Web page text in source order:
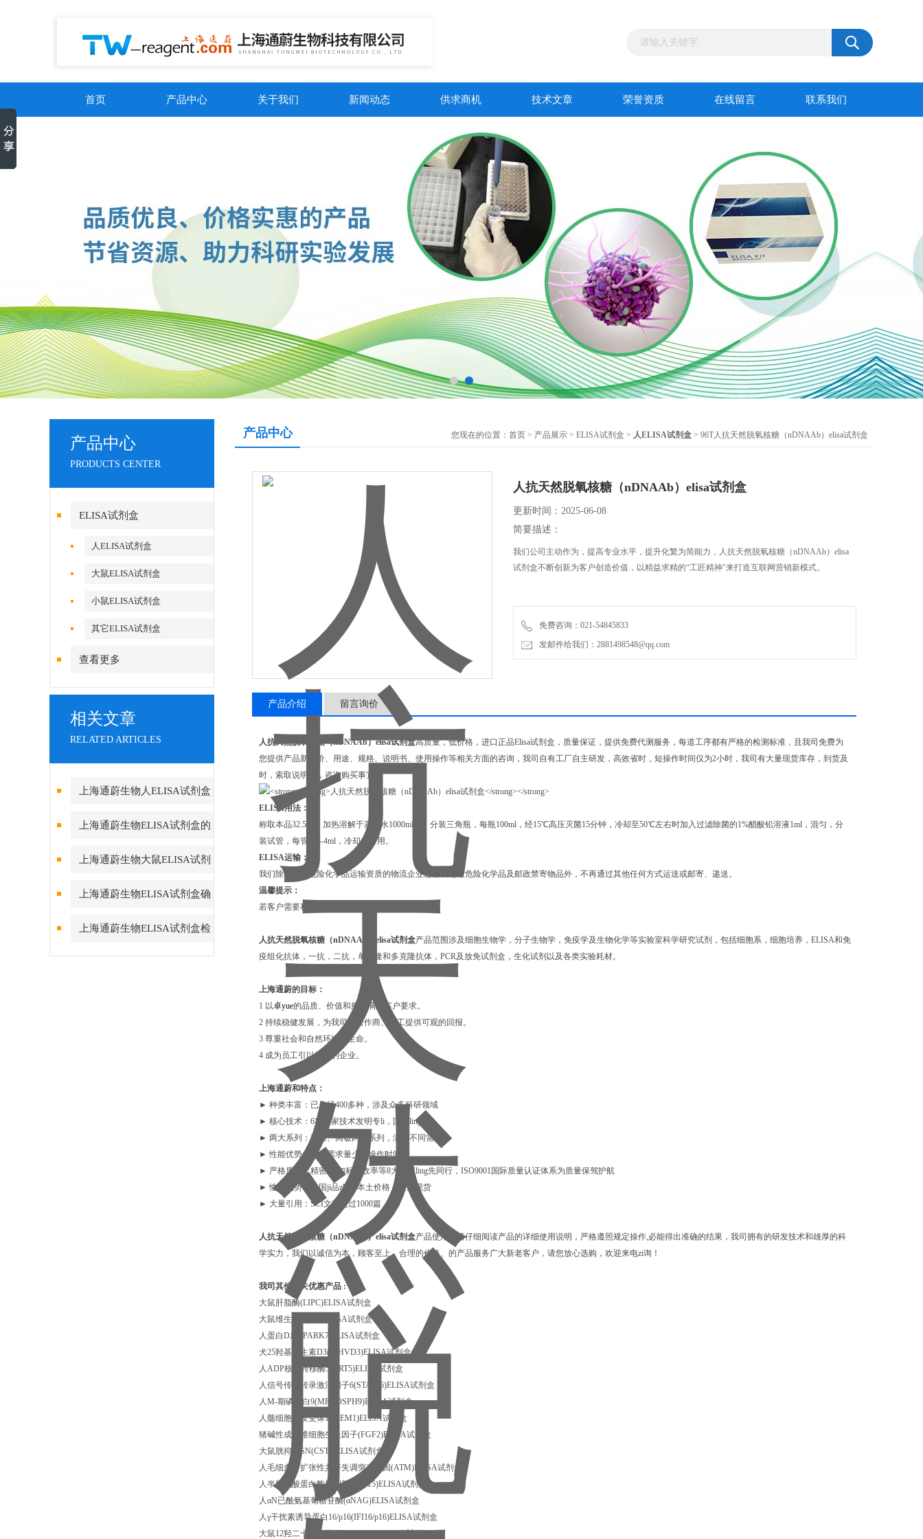
首页 产品中心 关于我们 新闻动态 供求商机 技术文章 荣誉资质 在线留言 联系我们
产品中心
PRODUCTS CENTER
ELISA试剂盒
人ELISA试剂盒
大鼠ELISA试剂盒
小鼠ELISA试剂盒
其它ELISA试剂盒
查看更多
相关文章
RELATED ARTICLES
上海通蔚生物人ELISA试剂盒
实验酶标仪环境的重要性
上海通蔚生物ELISA试剂盒的
测定方法及要求
上海通蔚生物大鼠ELISA试剂
盒的组成和保存
上海通蔚生物ELISA试剂盒确
保数据真实可靠
上海通蔚生物ELISA试剂盒检
测结果的稳定性
产品中心 您现在的位置： 首页 > 产品展示 > ELISA试剂盒 > 人ELISA试剂盒 > 96T人抗天然脱氧核糖（nDNAAb）elisa试剂盒
人抗天然脱氧核糖（nDNAAb）elisa试剂盒
更新时间：2025-06-08
简要描述：
我们公司主动作为，提高专业水平，提升化繁为简能力，人抗天然脱氧核糖（nDNAAb）elisa
试剂盒不断创新为客户创造价值，以精益求精的“工匠精神"来打造互联网营销新模式。
免费咨询：021-54845833
发邮件给我们：2881498548@qq.com
产品介绍 留言询价
人抗天然脱氧核糖（nDNAAb）elisa试剂盒高质量，低价格，进口正品Elisa试剂盒，质量保证，提供免费代测服务，每道工序都有严格的检测标准，且我司免费为
您提供产品新报价、用途、规格、说明书、使用操作等相关方面的咨询，我司自有工厂自主研发，高效省时，短操作时间仅为2小时，我司有大量现货库存，到货及
时，索取说明书，咨询购买事宜。
ELISA用法：
称取本品32.5克，加热溶解于蒸馏水1000ml中，分装三角瓶，每瓶100ml，经15℃高压灭菌15分钟，冷却至50℃左右时加入过滤除菌的1%醋酸铅溶液1ml，混匀，分
装试管，每管约3-4ml，冷却，备用。
ELISA运输：
我们除通过有危险化学品运输资质的物流企业运输或递送危险化学品及邮政禁寄物品外，不再通过其他任何方式运送或邮寄、递送。
温馨提示：
若客户需要私人定制包装，我们可以提供。
人抗天然脱氧核糖（nDNAAb）elisa试剂盒产品范围涉及细胞生物学，分子生物学，免疫学及生物化学等实验室科学研究试剂，包括细胞系，细胞培养，ELISA和免
疫组化抗体，一抗，二抗，单克隆和多克隆抗体，PCR及放免试剂盒，生化试剂以及各类实验耗材。
上海通蔚的目标：
1 以卓yue的品质、价值和服务满足客户要求。
2 持续稳健发展，为我司及合作商、员工提供可观的回报。
3 尊重社会和自然环境及生命。
4 成为员工引以为荣的企业。
上海通蔚和特点：
► 种类丰富：已上线400多种，涉及众多科研领域
► 核心技术：6项国家技术发明专li，国内ling先
► 两大系列：普通、高敏两大系列，满足不同需求
► 性能优势：样本需求量少，操作时间短
► 严格质控：精密度/加标回收率等8大指标ling先同行，ISO9001国际质量认证体系为质量保驾护航
► 性价优势：，国ji品zhi，本土价格，大量现货
► 大量引用：SCI文献超过1000篇
人抗天然脱氧核糖（nDNAAb）elisa试剂盒产品使用前请仔细阅读产品的详细使用说明，严格遵照规定操作,必能得出准确的结果，我司拥有的研发技术和雄厚的科
学实力，我们以诚信为本，顾客至上，合理的价格、的产品服务广大新老客户，请您放心选购，欢迎来电zi询！
我司其他相关优惠产品 :
大鼠肝脂酶(LIPC)ELISA试剂盒
大鼠维生素D(VD)ELISA试剂盒
人蛋白DJ-1(PARK7)ELISA试剂盒
犬25羟基维生素D3(25HVD3)ELISA试剂盒
人ADP核糖转移酶5(ART5)ELISA试剂盒
人信号传导转录激活因子6(STAT56)ELISA试剂盒
人M-期磷蛋白9(MPHOSPH9)ELISA试剂盒
人髓细胞触发受体1(IREM1)ELISA试剂盒
猪碱性成纤维细胞生长因子(FGF2)ELISA试剂盒
大鼠胱抑素SN(CST1)ELISA试剂盒
人毛细血管扩张性共济失调突变基因(ATM)ELISA试剂盒
人半胱氨酸蛋白酶抑制剂5(CST5)ELISA试剂盒
人αN已酰氨基葡糖苷酶(αNAG)ELISA试剂盒
人γ干扰素诱导蛋白16/p16(IFI16/p16)ELISA试剂盒
大鼠12羟二十烷四烯酸(12-HETE)ELISA试剂盒